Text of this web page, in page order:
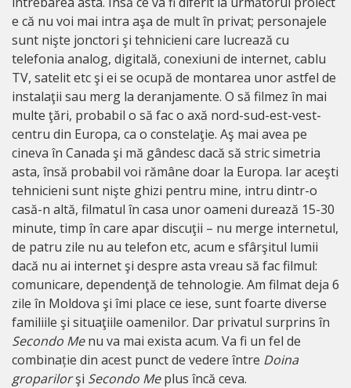
e că nu voi mai intra aşa de mult în privat; personajele
sunt nişte jonctori şi tehnicieni care lucrează cu
telefonia analog, digitală, conexiuni de internet, cablu
TV, satelit etc şi ei se ocupă de montarea unor astfel de
instalaţii sau merg la deranjamente. O să filmez în mai
multe ţări, probabil o să fac o axă nord-sud-est-vest-
centru din Europa, ca o constelaţie. Aş mai avea pe
cineva în Canada şi mă gândesc dacă să stric simetria
asta, însă probabil voi rămâne doar la Europa. Iar aceşti
tehnicieni sunt nişte ghizi pentru mine, intru dintr-o
casă-n altă, filmatul în casa unor oameni durează 15-30
minute, timp în care apar discuţii – nu merge internetul,
de patru zile nu au telefon etc, acum e sfârşitul lumii
dacă nu ai internet şi despre asta vreau să fac filmul:
comunicare, dependenţă de tehnologie. Am filmat deja 6
zile în Moldova şi îmi place ce iese, sunt foarte diverse
familiile şi situaţiile oamenilor. Dar privatul surprins în
Secondo Menu va mai exista acum. Va fi un fel de
combinație din acest punct de vedere între Doina
groparilorşi Secondo Meplus încă ceva.